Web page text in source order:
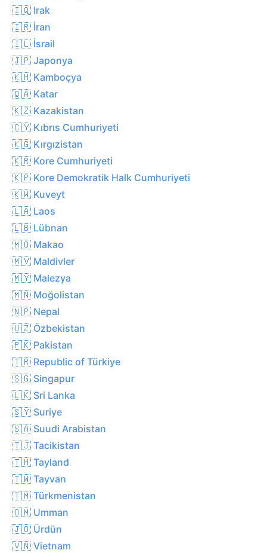
🇮🇶 Irak
🇮🇷 İran
🇮🇱 İsrail
🇯🇵 Japonya
🇰🇭 Kamboçya
🇶🇦 Katar
🇰🇿 Kazakistan
🇨🇾 Kıbrıs Cumhuriyeti
🇰🇬 Kırgızistan
🇰🇷 Kore Cumhuriyeti
🇰🇵 Kore Demokratik Halk Cumhuriyeti
🇰🇼 Kuveyt
🇱🇦 Laos
🇱🇧 Lübnan
🇲🇴 Makao
🇲🇻 Maldivler
🇲🇾 Malezya
🇲🇳 Moğolistan
🇳🇵 Nepal
🇺🇿 Özbekistan
🇵🇰 Pakistan
🇹🇷 Republic of Türkiye
🇸🇬 Singapur
🇱🇰 Sri Lanka
🇸🇾 Suriye
🇸🇦 Suudi Arabistan
🇹🇯 Tacikistan
🇹🇭 Tayland
🇹🇼 Tayvan
🇹🇲 Türkmenistan
🇴🇲 Umman
🇯🇴 Ürdün
🇻🇳 Vietnam